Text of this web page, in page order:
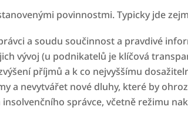
povinnostmi. Typicky jde
a soudu součinnost a pravdivé
vývoj (u podnikatelů je klíčová
příjmů a k co nejvyššímu
a nevytvářet nové dluhy, které by
správce, včetně režimu